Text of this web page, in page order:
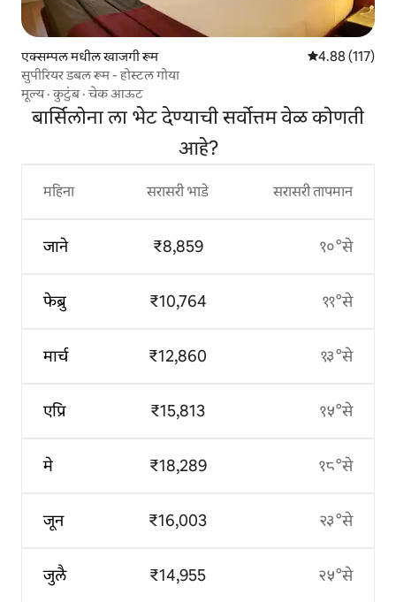
एक्सम्पल मधील खाजगी रूम 5 पैकी 4.88
4.88 (117)
सुपीरियर डबल रूम - होस्टल गोया
मूल्य·कुटुंब·चेक आऊट
बार्सिलोना ला भेट देण्याची सर्वोत्तम वेळ कोणती
आहे?
महिना
जाने
फेब्रु
मार्च
एप्रि
मे
जून
जुलै
सरासरी भाडे
₹8,859
₹10,764
₹12,860
₹15,813
₹18,289
₹16,003
₹14,955
सरासरी तापमान
१०°से
११°से
१३°से
१५°से
१८°से
२३°से
२५°से